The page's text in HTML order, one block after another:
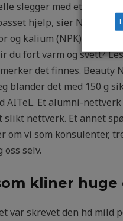
slegger med et private
hjelp, sier Nils
og kalium (NPK) gjør det
du fort varm og svett?
det finnes. Beauty
blander det med 150 g
AITeL. Et alumni-
slikt nettverk. Et annet
om vi som konsulenter,
oss selv.
kliner huge
var skrevet den hd mild